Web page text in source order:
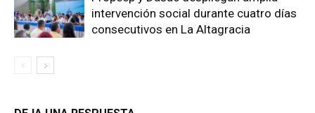
intervención social durante cuatro días
consecutivos en La Altagracia